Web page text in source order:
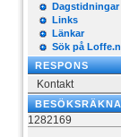
Dagstidningar
Links
Länkar
Sök på
RESPONS
Kontakt
1282169